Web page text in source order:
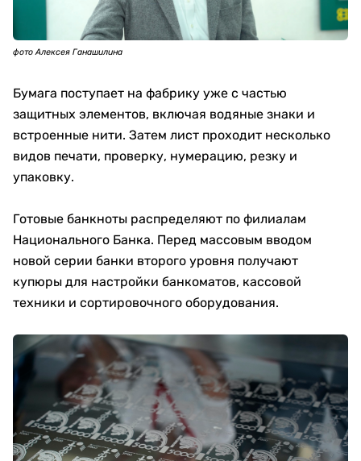
фото Алексея Ганашилина
Бумага поступает на фабрику уже с частью
защитных элементов, включая водяные знаки и
встроенные нити. Затем лист проходит несколько
видов печати, проверку, нумерацию, резку и
упаковку.
Готовые банкноты распределяют по филиалам
Национального Банка. Перед массовым вводом
новой серии банки второго уровня получают
купюры для настройки банкоматов, кассовой
техники и сортировочного оборудования.